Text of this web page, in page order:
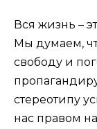
Вся жизнь –
Мы думаем,
свободу и
стереотипу
нас правом